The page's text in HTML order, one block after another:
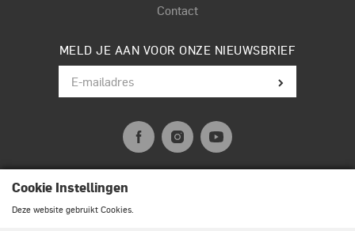
Cookie Instellingen
Deze website gebruikt Cookies.
Contact
MELD JE AAN VOOR ONZE NIEUWSBRIEF
© Terpstra Muziek Drumland 2026. All rights reserved.